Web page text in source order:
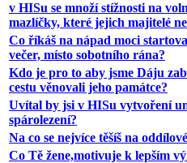
v HISu se množí stížnosti na
mazlíčky, které jejich majitelé
Co říkáš na nápad moci
večer, místo sobotního rána?
Kdo je pro to aby jsme Dáju
cestu věnovali jeho památce?
Uvítal by jsi v HISu vytvoření
spárolezení?
Na co se nejvíce těšíš na
Co Tě žene,motivuje k lepším